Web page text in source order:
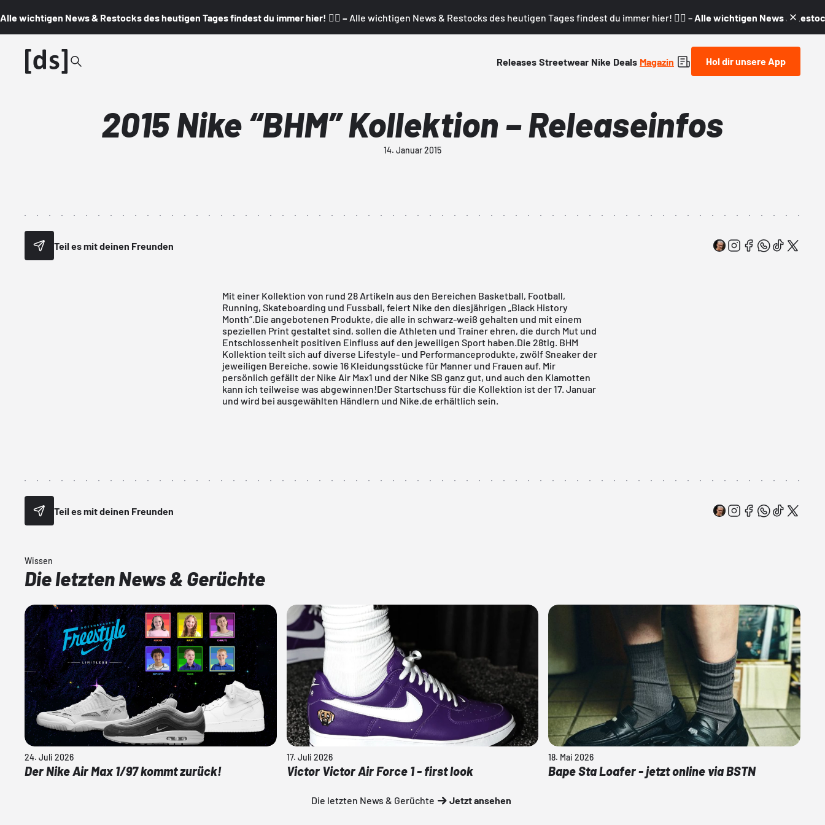
Alle wichtigen News & Restocks des heutigen Tages findest du immer hier! 👇🏼 – Alle wichtigen News & Restocks des heutigen Tages findest du immer hier! 👇🏼 – Alle wichtigen News &
Releases Streetwear Nike Deals Magazin Hol dir unsere App
2015 Nike “BHM” Kollektion – Releaseinfos
14. Januar 2015
Teil es mit deinen Freunden
Mit einer Kollektion von rund 28 Artikeln aus den Bereichen Basketball, Football,
Running, Skateboarding und Fussball, feiert Nike den diesjährigen „Black History
Month“.Die angebotenen Produkte, die alle in schwarz-weiß gehalten und mit einem
speziellen Print gestaltet sind, sollen die Athleten und Trainer ehren, die durch Mut und
Entschlossenheit positiven Einfluss auf den jeweiligen Sport haben.Die 28tlg. BHM
Kollektion teilt sich auf diverse Lifestyle- und Performanceprodukte, zwölf Sneaker der
jeweiligen Bereiche, sowie 16 Kleidungsstücke für Manner und Frauen auf. Mir
persönlich gefällt der Nike Air Max1 und der Nike SB ganz gut, und auch den Klamotten
kann ich teilweise was abgewinnen!Der Startschuss für die Kollektion ist der 17. Januar
und wird bei ausgewählten Händlern und Nike.de erhältlich sein.
Teil es mit deinen Freunden
Wissen
Die letzten News & Gerüchte
24. Juli 2026
Der Nike Air Max 1/97 kommt zurück!
17. Juli 2026
Victor Victor Air Force 1 - first look
18. Mai 2026
Bape Sta Loafer - jetzt online via BSTN
Die letzten News & Gerüchte Jetzt ansehen